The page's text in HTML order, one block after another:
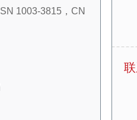
播学术信息，为推
学工作服务。设置
物研究、地方党史
、史实考证、读史
、马克思主义史学
国外中共党史资
1003-3815，CN